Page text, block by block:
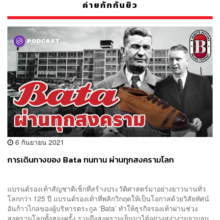
ค่ายกักกันยิว
6 กันยายน 2021
การเดินทางของ Bata ทนทาน ผ่านทุกสงครามโลก
แบรนด์รองเท้าสัญชาติเช็กที่สร้างประวัติศาสตร์มาอย่างยาวนานทั่ว
โลกกว่า 125 ปี แบรนด์รองเท้าที่พลิกวิกฤตให้เป็นโอกาสด้วยวิสัยทัศน์
อันก้าวไกลของผู้บริหารตระกูล ‘Bata’ ทำให้ธุรกิจรองเท้าผ่านช่วง
สงครามโลกทั้งสองครั้ง รวมถึงสงครามเย็นมาได้อย่างสง่างามจวบจน